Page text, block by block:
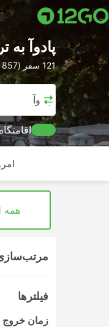
پادوآ به
121 سفر (USD 5 – USD 857)
پادوآ
همه
فیلتر‌ها
زمان خروج